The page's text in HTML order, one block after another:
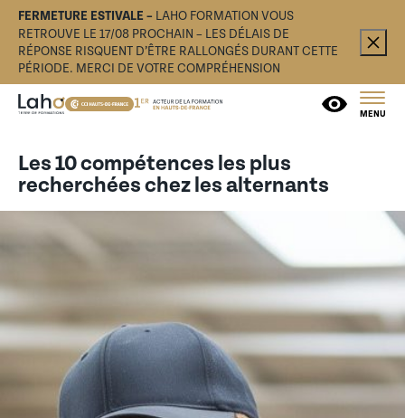
FERMETURE ESTIVALE – LAHO FORMATION VOUS
RETROUVE LE 17/08 PROCHAIN – LES DÉLAIS DE
RÉPONSE RISQUENT D’ÊTRE RALLONGÉS DURANT CETTE
PÉRIODE. MERCI DE VOTRE COMPRÉHENSION
MENU
Les 10 compétences les plus
recherchées chez les alternants